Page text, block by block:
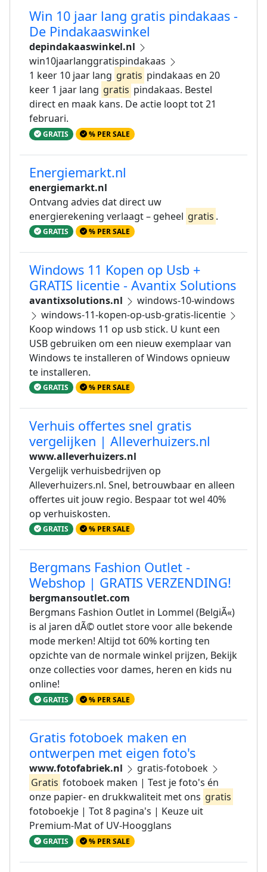
Win 10 jaar lang gratis pindakaas -
De Pindakaaswinkel
depindakaaswinkel.nl
win10jaarlanggratispindakaas
1 keer 10 jaar lang gratis pindakaas en 20
keer 1 jaar lang gratis pindakaas. Bestel
direct en maak kans. De actie loopt tot 21
februari.
GRATIS % PER SALE
Energiemarkt.nl
energiemarkt.nl
Ontvang advies dat direct uw
energierekening verlaagt – geheel gratis .
GRATIS % PER SALE
Windows 11 Kopen op Usb +
GRATIS licentie - Avantix Solutions
avantixsolutions.nl
windows-10-windows
windows-11-kopen-op-usb-gratis-licentie
Koop windows 11 op usb stick. U kunt een
USB gebruiken om een nieuw exemplaar van
Windows te installeren of Windows opnieuw
te installeren.
GRATIS % PER SALE
Verhuis offertes snel gratis
vergelijken | Alleverhuizers.nl
www.alleverhuizers.nl
Vergelijk verhuisbedrijven op
Alleverhuizers.nl. Snel, betrouwbaar en alleen
offertes uit jouw regio. Bespaar tot wel 40%
op verhuiskosten.
GRATIS % PER SALE
Bergmans Fashion Outlet -
Webshop | GRATIS VERZENDING!
bergmansoutlet.com
Bergmans Fashion Outlet in Lommel (BelgiÃ«)
is al jaren dÃ© outlet store voor alle bekende
mode merken! Altijd tot 60% korting ten
opzichte van de normale winkel prijzen, Bekijk
onze collecties voor dames, heren en kids nu
online!
GRATIS % PER SALE
Gratis fotoboek maken en
ontwerpen met eigen foto's
www.fotofabriek.nl
gratis-fotoboek
Gratis fotoboek maken | Test je foto's én
onze papier- en drukkwaliteit met ons gratis
fotoboekje | Tot 8 pagina's | Keuze uit
Premium-Mat of UV-Hoogglans
GRATIS % PER SALE